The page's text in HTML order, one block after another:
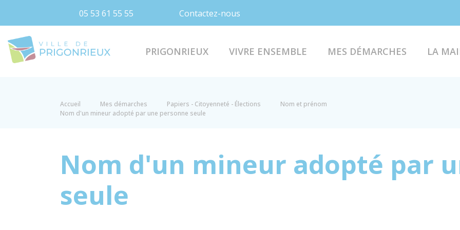
05 53 61 55 55 Contactez-nous
PRIGONRIEUX VIVRE ENSEMBLE MES DÉMARCHES LA
Accueil Mes démarches Papiers - Citoyenneté - Élections
Nom et prénom
Nom d'un mineur adopté par une personne seule
Nom d'un mineur adopté par
seule